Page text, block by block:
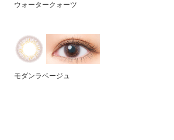
ウォータークォーツ
モダンラベージュ